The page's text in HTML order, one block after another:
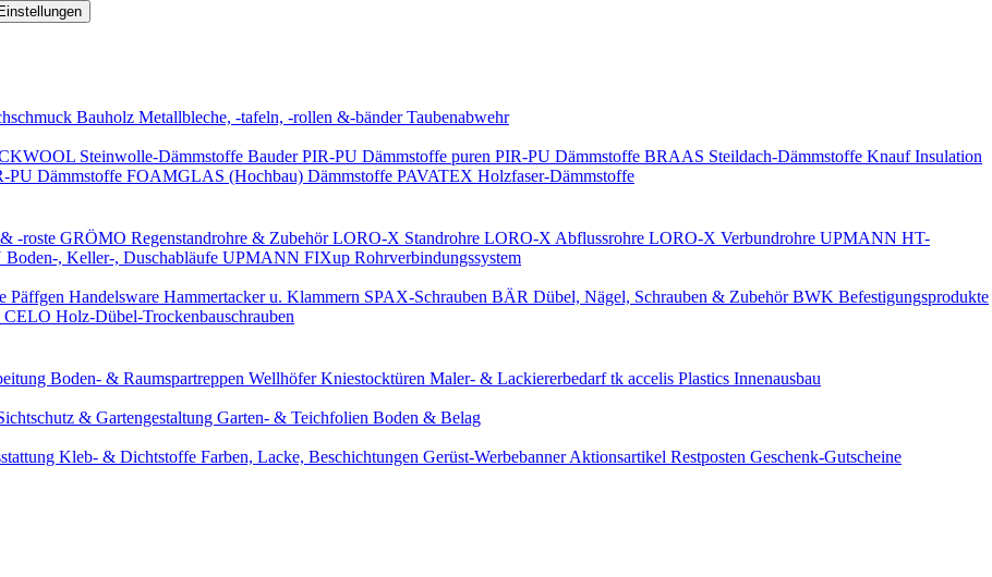
Bauholz Metallbleche, -tafeln, -rollen &-bänderTaubenabwehr
Steinwolle-Dämmstoffe Bauder PIR-PU Dämmstoffe puren PIR-PU Dämmstoffe BRAAS Steildach-Dämmstoffe Knauf Insulation
PU Dämmstoffe FOAMGLAS (Hochbau) Dämmstoffe PAVATEX Holzfaser-Dämmstoffe
-roste GRÖMO Regenstandrohre & ZubehörLORO-X Standrohre LORO-X Abflussrohre LORO-X Verbundrohre UPMANN HT-
, Keller-, Duschabläufe UPMANN FIXup Rohrverbindungssystem
Päffgen Handelsware Hammertacker u. Klammern SPAX-Schrauben BÄR Dübel, Nägel, Schrauben & ZubehörBWK Befestigungsprodukte
CELO Holz-Dübel-Trockenbauschrauben
Boden- & Raumspartreppen Wellhöfer Kniestocktüren Maler- & Lackiererbedarftk accelis Plastics Innenausbau
& Gartengestaltung Garten- & Teichfolien Boden & Belag
Kleb- & Dichtstoffe Farben, Lacke, Beschichtungen Gerüst-WerbebannerAktionsartikel Restposten Geschenk-Gutscheine